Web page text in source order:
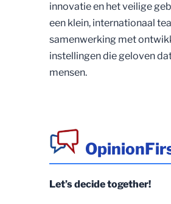
innovatie en het veilige
een klein, internationaal
samenwerking met
instellingen die geloven
mensen.
Let’s decide together!